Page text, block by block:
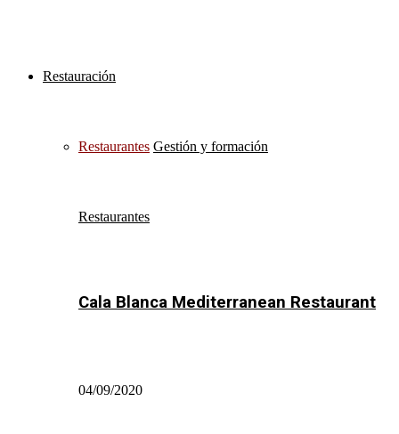
Restauración
Restaurantes Gestión y formación
Restaurantes
Cala Blanca Mediterranean Restaurant
04/09/2020